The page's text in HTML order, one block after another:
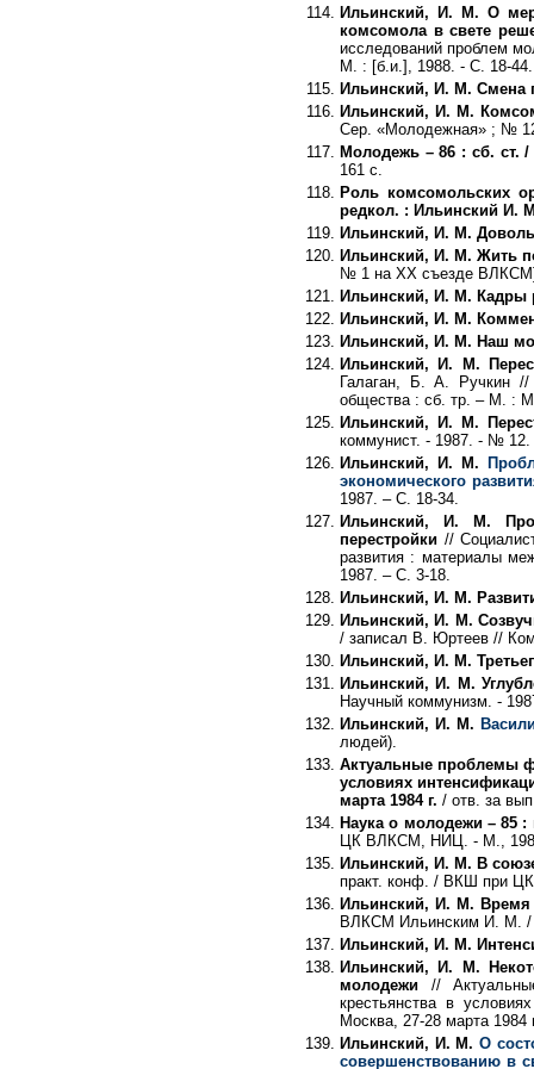
Ильинский, И. М. О
комсомола в свете
исследований проблем
М. : [б.и.], 1988. - С. 18-44.
Ильинский, И. М. Смена
Ильинский, И. М.
Сер. «Молодежная» ; №
Молодежь – 86 : сб. ст.
161 с.
Роль комсомольских
редкол. : Ильинский И.
Ильинский, И. М.
Ильинский, И. М. Жить
№ 1 на ХХ съезде ВЛКСМ]
Ильинский, И. М. Кадры
Ильинский, И. М.
Ильинский, И. М. Наш
Ильинский, И. М.
Галаган, Б. А. Ручкин //
общества : сб. тр. – М. :
Ильинский, И. М.
коммунист. - 1987. - №
Ильинский, И. М.
экономического
1987. – С. 18-34.
Ильинский, И. М.
перестройки //
развития : материалы
1987. – С. 3-18.
Ильинский, И. М.
Ильинский, И. М.
/ записал В. Юртеев //
Ильинский, И. М.
Ильинский, И. М.
Научный коммунизм. -
Ильинский, И. М.
людей).
Актуальные проблемы
условиях
марта 1984 г. / отв. за
Наука о молодежи – 85
ЦК ВЛКСМ, НИЦ. - М.,
Ильинский, И. М. В
практ. конф. / ВКШ при
Ильинский, И. М. Время
ВЛКСМ Ильинским И. М. /
Ильинский, И. М.
Ильинский, И. М.
молодежи //
крестьянства в
Москва, 27-28 марта
Ильинский, И. М.О
совершенствованию в